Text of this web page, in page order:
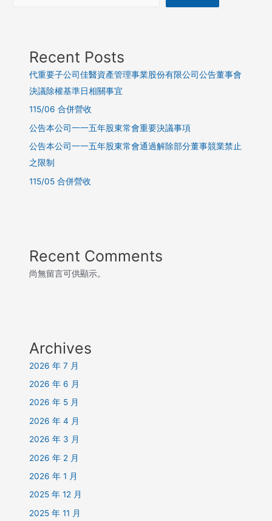
Recent Posts
代重要子公司佳醫資產管理事業股份有限公司公告董事會
決議除權基準日相關事宜
115/06 合併營收
公告本公司一一五年股東常會重要決議事項
公告本公司一一五年股東常會通過解除部分董事競業禁止
之限制
115/05 合併營收
Recent Comments
尚無留言可供顯示。
Archives
2026 年 7 月
2026 年 6 月
2026 年 5 月
2026 年 4 月
2026 年 3 月
2026 年 2 月
2026 年 1 月
2025 年 12 月
2025 年 11 月